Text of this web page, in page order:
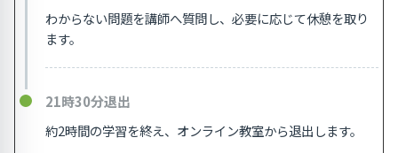
わからない問題を講師へ質問し、必要に応じて休憩を取り
ます。
21時30分退出
約2時間の学習を終え、オンライン教室から退出します。